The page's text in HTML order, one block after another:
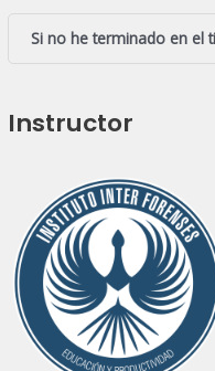
Si no he terminado en el
Instructor